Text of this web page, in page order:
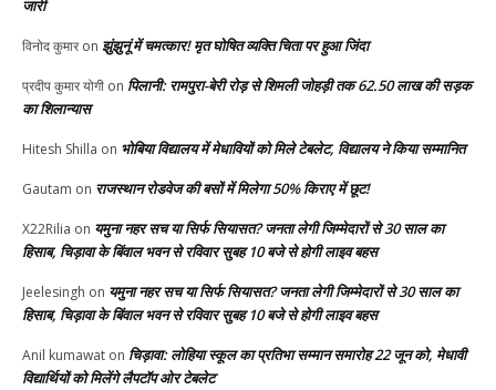
जारी
विनोद कुमारon झुंझुनूं में चमत्कार! मृत घोषित व्यक्ति चिता पर हुआ जिंदा
प्रदीप कुमार योगी on पिलानी: रामपुरा-बेरी रोड़ से शिमली जोहड़ी तक 62.50 लाख की सड़क
का शिलान्यास
Hitesh Shilla on भोबिया विद्यालय में मेधावियों को मिले टेबलेट, विद्यालय ने किया सम्मानित
Gautam on राजस्थान रोडवेज की बसों में मिलेगा 50% किराए में छूट!
X22Rilia on यमुना नहर सच या सिर्फ सियासत? जनता लेगी जिम्मेदारों से 30 साल का
हिसाब, चिड़ावा के बिंवाल भवन से रविवार सुबह 10 बजे से होगी लाइव बहस
Jeelesingh on यमुना नहर सच या सिर्फ सियासत? जनता लेगी जिम्मेदारों से 30 साल का
हिसाब, चिड़ावा के बिंवाल भवन से रविवार सुबह 10 बजे से होगी लाइव बहस
Anil kumawat on चिड़ावा: लोहिया स्कूल का प्रतिभा सम्मान समारोह 22 जून को, मेधावी
विद्यार्थियों को मिलेंगे लैपटॉप ओर टेबलेट